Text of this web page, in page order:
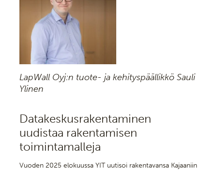
LapWall Oyj:n tuote- ja kehityspäällikkö Sauli
Ylinen
Datakeskusrakentaminen
uudistaa rakentamisen
toimintamalleja
Vuoden 2025 elokuussa YIT uutisoi rakentavansa Kajaaniin